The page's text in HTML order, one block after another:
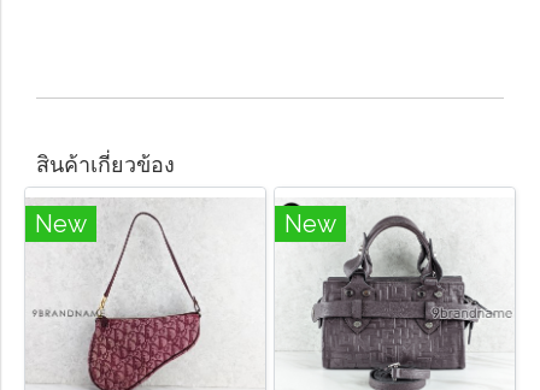
สินค้าเกี่ยวข้อง
New New